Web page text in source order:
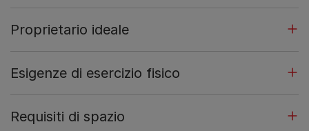
Proprietario ideale
Esigenze di esercizio fisico
Requisiti di spazio